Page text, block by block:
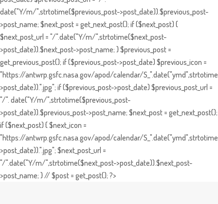
date("Y/m/",strtotime($previous_post->post_date)).$previous_post-
>post_name; $next_post = get_next_post(); if ($next_post) {
$next_post_url = "/".date("Y/m/",strtotime($next_post-
>post_date)).$next_post->post_name; } $previous_post =
get_previous_post(); if ($previous_post->post_date) $previous_icon =
"https://antwrp.gsfc.nasa.gov/apod/calendar/
>post_date)).".jpg"; if ($previous_post->post_date) $previous_post_url =
"/". date("Y/m/",strtotime($previous_post-
>post_date)).$previous_post->post_name; $next_post = get_next_post();
if ($next_post) { $next_icon =
"https://antwrp.gsfc.nasa.gov/apod/calendar/
>post_date)).".jpg"; $next_post_url =
"/".date("Y/m/",strtotime($next_post->post_date)).$next_post-
>post_name; } // $post = get_post(); ?>